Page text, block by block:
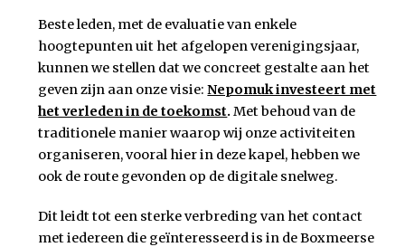
Beste leden, met de evaluatie van enkele
hoogtepunten uit het afgelopen verenigingsjaar,
kunnen we stellen dat we concreet gestalte aan het
geven zijn aan onze visie:Nepomuk investeert met
het verleden in de toekomst.Met behoud van de
traditionele manier waarop wij onze activiteiten
organiseren, vooral hier in deze kapel, hebben we
ook de route gevonden op de digitale snelweg.
Dit leidt tot een sterke verbreding van het contact
met iedereen die geïnteresseerd is in de Boxmeerse